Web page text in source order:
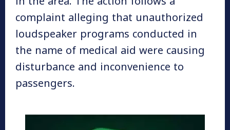
complaint alleging that unauthorized
loudspeaker programs conducted in
the name of medical aid were causing
disturbance and inconvenience to
passengers.